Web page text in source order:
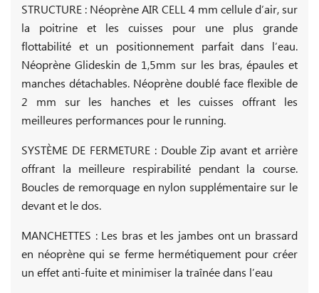
STRUCTURE : Néoprène AIR CELL 4 mm cellule d’air, sur
la poitrine et les cuisses pour une plus grande
flottabilité et un positionnement parfait dans l’eau.
Néoprène Glideskin de 1,5mm sur les bras, épaules et
manches détachables. Néoprène doublé face flexible de
2 mm sur les hanches et les cuisses offrant les
meilleures performances pour le running.
SYSTÈME DE FERMETURE : Double Zip avant et arrière
offrant la meilleure respirabilité pendant la course.
Boucles de remorquage en nylon supplémentaire sur le
devant et le dos.
MANCHETTES : Les bras et les jambes ont un brassard
en néoprène qui se ferme hermétiquement pour créer
un effet anti-fuite et minimiser la traînée dans l’eau